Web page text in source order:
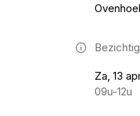
Za, 13
09u-12u